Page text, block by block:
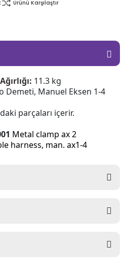
Ürünü Karşılaştır
11.3 kg
Demeti, Manuel Eksen 1-4
parçaları içerir.
Metal clamp ax 2
harness, man. ax1-4